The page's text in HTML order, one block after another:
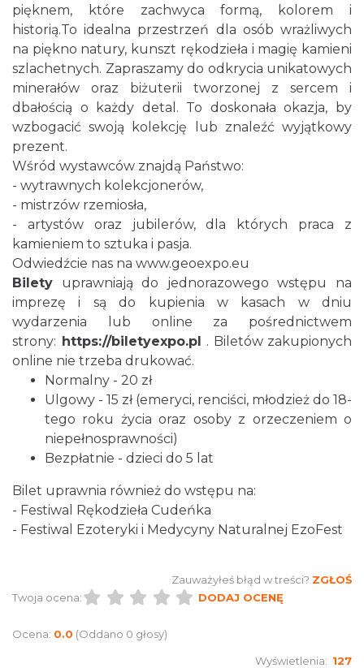
2026-09-06
3.41 km
Cieszyn
3.73 km
Cieszyn
2026-08-16
3.73 km
Cieszyn
3.73 km
pięknem, które zachwyca formą, kolorem i
historią.To idealna przestrzeń dla osób wrażliwych
na piękno natury, kunszt rękodzieła i magię kamieni
szlachetnych. Zapraszamy do odkrycia unikatowych
minerałów oraz biżuterii tworzonej z sercem i
dbałością o każdy detal. To doskonała okazja, by
wzbogacić swoją kolekcję lub znaleźć wyjątkowy
prezent.
Wśród wystawców znajdą Państwo:
- wytrawnych kolekcjonerów,
- mistrzów rzemiosła,
- artystów oraz jubilerów, dla których praca z
kamieniem to sztuka i pasja.
Odwiedźcie nas na www.geoexpo.eu
Bilety uprawniają do jednorazowego wstępu na
imprezę i są do kupienia w kasach w dniu
wydarzenia lub online za pośrednictwem
strony: https://biletyexpo.pl . Biletów zakupionych
online nie trzeba drukować.
Normalny - 20 zł
Ulgowy - 15 zł (emeryci, renciści, młodzież do 18-
tego roku życia oraz osoby z orzeczeniem o
niepełnosprawności)
Bezpłatnie - dzieci do 5 lat
Bilet uprawnia również do wstępu na:
- Festiwal Rękodzieła Cudeńka
- Festiwal Ezoteryki i Medycyny Naturalnej EzoFest
Zauważyłeś błąd w treści? ZGŁOŚ
Twoja ocena:
DODAJ OCENĘ
Ocena: 0.0 (Oddano 0 głosy)
Wyświetlenia: 127